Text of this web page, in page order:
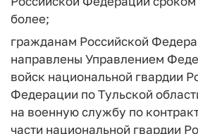
более;
гражданам Российской
направлены Управлением
войск национальной гвардии
Федерации по Тульской
на военную службу по
части национальной гвардии